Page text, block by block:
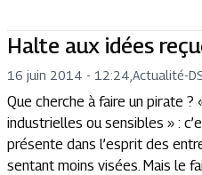
Halte aux idées
16 juin 2014 - 12:24 Actualité-
Que cherche à faire un pirate ?
industrielles ou sensibles » :
présente dans l’esprit des
sentant moins visées. Mais le